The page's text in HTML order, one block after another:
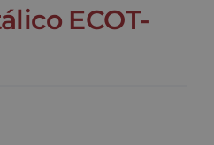
ECOT-